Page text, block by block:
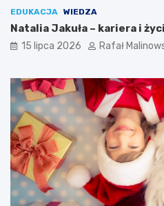
EDUKACJA WIEDZA
Natalia Jakuła – kariera i
15 lipca 2026 Rafał